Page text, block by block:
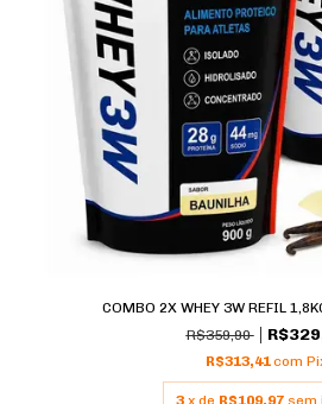
COMBO 2X WHEY 3W REFIL
R$359,90
R$313,41com
3 x de R$109,97 sem